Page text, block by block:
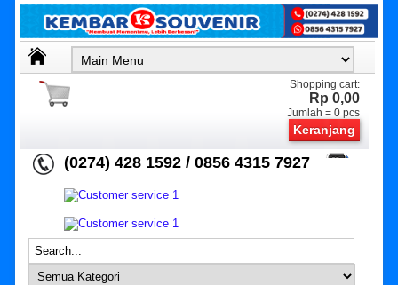
Shopping cart:
Rp 0,00
Jumlah =0 pcs
Keranjang
(0274) 428 1592 / 0856 4315 7927